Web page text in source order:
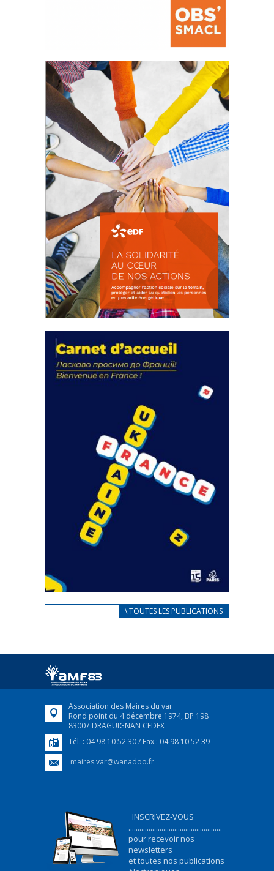
La prévention des conflits
d’intérêts
18 septembre 2023
FEUILLETER
actions
18 septembre 2023
FEUILLETER
CARNET D’ACCUEIL
Afin d’accompagner au mieux les réfugiés
FEUILLETER
\ TOUTES LES PUBLICATIONS
Association des Maires du var
Rond point du 4 décembre 1974, BP 198
83007 DRAGUIGNAN CEDEX
Tél. : 04 98 10 52 30 / Fax : 04 98 10 52 39
maires.var@wanadoo.fr
INSCRIVEZ-VOUS
...................................................
pour recevoir nos
newsletters
et toutes nos publications